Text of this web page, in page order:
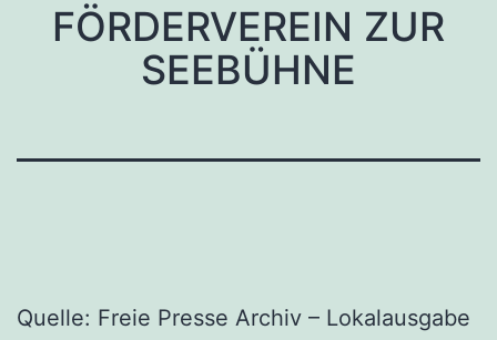
FÖRDERVEREIN ZUR
SEEBÜHNE
Quelle: Freie Presse Archiv – Lokalausgabe